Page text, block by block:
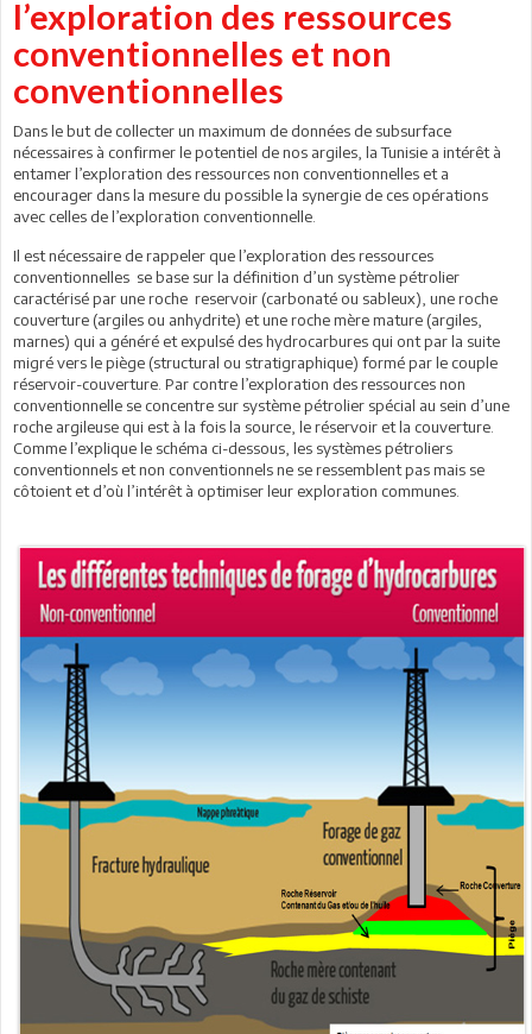
l’exploration des ressources
conventionnelles et non
conventionnelles
Dans le but de collecter un maximum de données de subsurface
nécessaires à confirmer le potentiel de nos argiles, la Tunisie a intérêt à
entamer l’exploration des ressources non conventionnelles et a
encourager dans la mesure du possible la synergie de ces opérations
avec celles de l’exploration conventionnelle.
Il est nécessaire de rappeler que l’exploration des ressources
conventionnelles se base sur la définition d’un système pétrolier
caractérisé par une roche reservoir (carbonaté ou sableux), une roche
couverture (argiles ou anhydrite) et une roche mère mature (argiles,
marnes) qui a généré et expulsé des hydrocarbures qui ont par la suite
migré vers le piège (structural ou stratigraphique) formé par le couple
réservoir-couverture. Par contre l’exploration des ressources non
conventionnelle se concentre sur système pétrolier spécial au sein d’une
roche argileuse qui est à la fois la source, le réservoir et la couverture.
Comme l’explique le schéma ci-dessous, les systèmes pétroliers
conventionnels et non conventionnels ne se ressemblent pas mais se
côtoient et d’où l’intérêt à optimiser leur exploration communes.